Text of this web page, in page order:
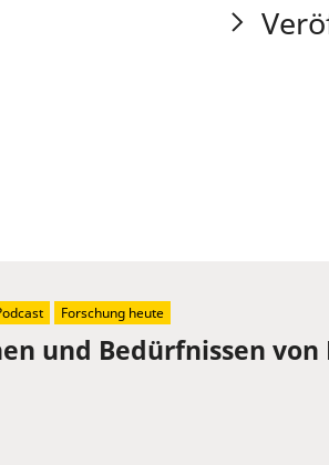
und Bedürfnissen
Forschung heute